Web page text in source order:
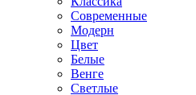
Современные
Модерн
Цвет
Белые
Венге
Светлые